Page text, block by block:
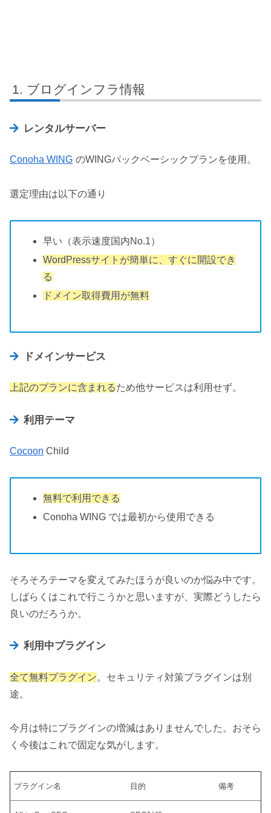
ブログインフラ情報
レンタルサーバー
Conoha WING のWINGパックベーシックプランを使用。
選定理由は以下の通り
早い（表示速度国内No.1）
WordPressサイトが簡単に、すぐに開設でき
る
ドメイン取得費用が無料
ドメインサービス
上記のプランに含まれるため他サービスは利用せず。
利用テーマ
Cocoon Child
無料で利用できる
Conoha WING では最初から使用できる
そろそろテーマを変えてみたほうが良いのか悩み中です。
しばらくはこれで行こうかと思いますが、実際どうしたら
良いのだろうか。
利用中プラグイン
全て無料プラグイン。セキュリティ対策プラグインは別
途。
今月は特にプラグインの増減はありませんでした。おそら
く今後はこれで固定な気がします。
プラグイン名 目的 備考